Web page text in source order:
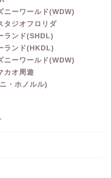
ーワールド(WDW)
タジオフロリダ
ランド(SHDL)
ランド(HKDL)
ーワールド(WDW)
カオ周遊
・ホノルル)